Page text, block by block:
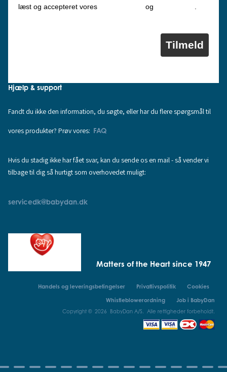
læst og accepteret vores
og .
Tilmeld
Hjælp & support
Fandt du ikke den information, du søgte, eller har du flere spørgsmål til
vores produkter? Prøv vores: FAQ
Hvis du stadig ikke har fået svar, kan du sende os en mail - så vender vi
tilbage til dig så hurtigt som overhovedet muligt:
servicedk@babydan.dk
Matters of the Heart since 1947
Handels og leveringsbetingelser Privatlivspolitik
Cookies
Whistleblowerordning
Job i BabyDan
Copyright © 2026 BabyDan A/S. Alle rettigheder forbeholdt.